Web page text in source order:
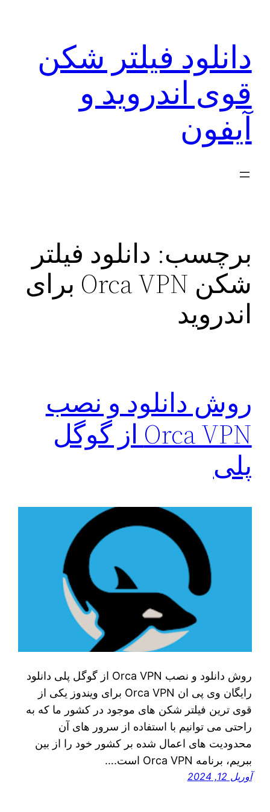
دانلود فیلتر شکن
قوی اندروید و
آیفون
برچسب: دانلود فیلتر
شکن Orca VPN برای
اندروید
روش دانلود و نصب
Orca VPN از گوگل
پلی
روش دانلود و نصب Orca VPN از گوگل پلی دانلود
رایگان وی پی ان Orca VPN برای ویندوز یکی از
قوی‌ ترین فیلتر شکن‌ های موجود در کشور ما که به
راحتی می‌ توانیم با استفاده از سرور های آن
محدودیت‌ های اعمال شده بر کشور خود را از بین
ببریم، برنامه Orca VPN است.…
آوریل 12, 2024